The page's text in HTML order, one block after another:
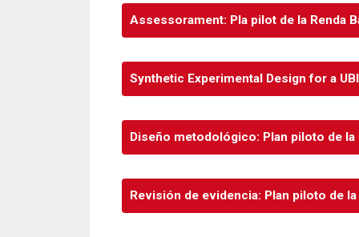
Assessorament: Pla pilot de la Renda
Synthetic Experimental Design for a
Diseño metodológico: Plan piloto de la
Revisión de evidencia: Plan piloto de